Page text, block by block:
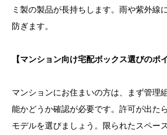
ミ製の製品が長持ちします。雨や紫外線
防ぎます。
【マンション向け宅配ボックス選びのポ
マンションにお住まいの方は、まず管理
能かどうか確認が必要です。許可が出た
モデルを選びましょう。限られたスペー